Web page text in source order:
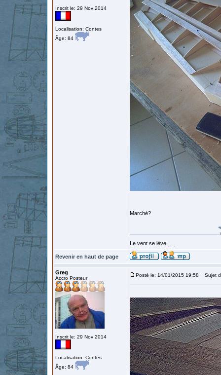
Inscrit le: 29 Nov 2014
Localisation: Contes
Âge: 84
Marché?
Le vent se lève .....
Revenir en haut de page
Greg
Accro Posteur
Inscrit le: 29 Nov 2014
Localisation: Contes
Âge: 84
Posté le: 14/01/2015 19:58 Sujet